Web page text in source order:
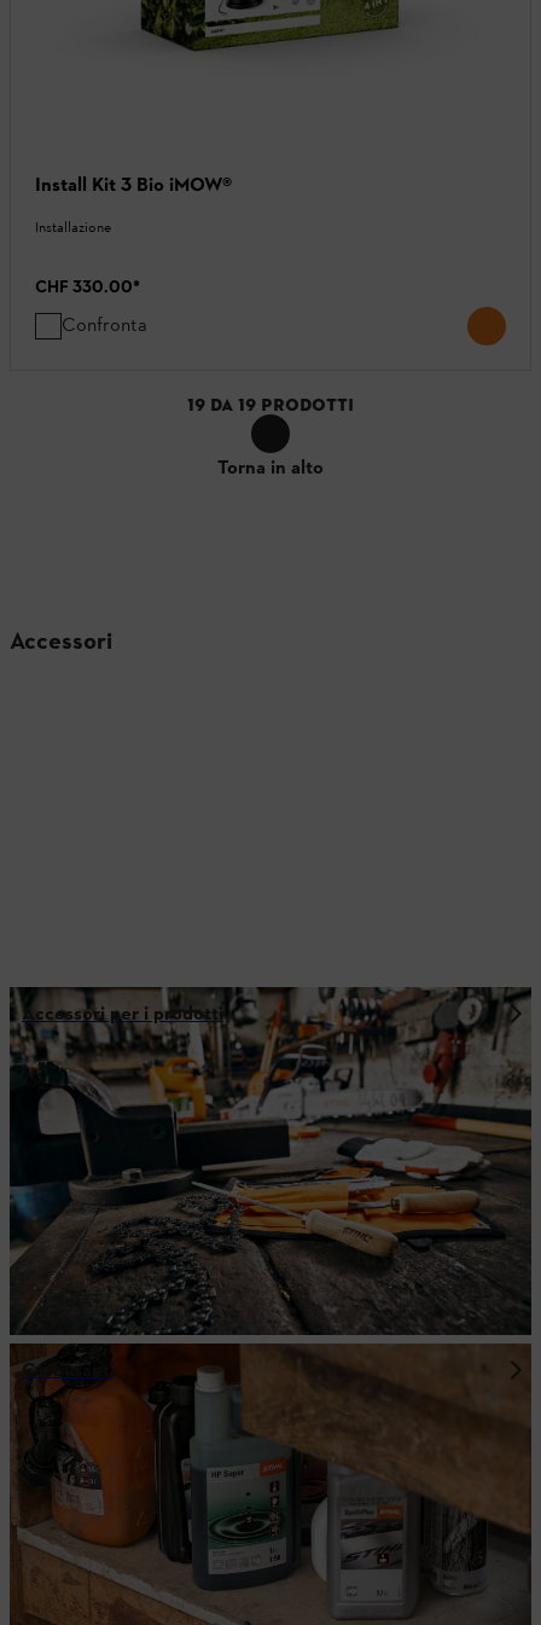
Install Kit 3 Bio iMOW®
Installazione
CHF 330.00*
Confronta
19 DA 19 PRODOTTI
Torna in alto
Accessori
Accessori per i prodotti
Carburanti